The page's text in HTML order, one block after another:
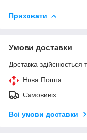
Приховати
Умови доставки
Доставка здійснюється
Нова Пошта
Самовивіз
Всі умови доставки